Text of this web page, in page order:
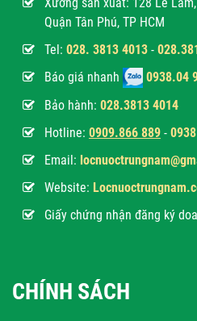
Quận Tân Phú, TP HCM
Tel: 028. 3813 4013 -
Báo giá nhanh
0938.04
Bảo hành: 028.3813 4014
Hotline: 0909.866 889 -
Email:
Website:
Giấy chứng nhận đăng ký
CHÍNH SÁCH